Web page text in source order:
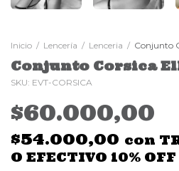
Inicio / Lencería / Lenceria / Conjunto
Conjunto Corsica
SKU: EVT-CORSICA
$60.000,00
$54.000,00 con
O EFECTIVO 10% OFF